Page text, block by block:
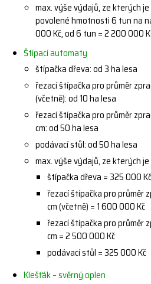
max. výše výdajů, ze kterých
povolené hmotnosti 6 tun na
000 Kč, od 6 tun = 2 200 000
Štípací automaty
štípačka dřeva: od 3 ha lesa
řezací štípačka pro průměr
(včetně): od 10 ha lesa
řezací štípačka pro průměr
cm: od 50 ha lesa
podávací stůl: od 50 ha lesa
max. výše výdajů, ze kterých
štípačka dřeva = 325 000 Kč
řezací štípačka pro průměr
cm (včetně) = 1 600 000 Kč
řezací štípačka pro průměr
cm = 2 500 000 Kč
podávací stůl = 325 000 Kč
Klešťák – svěrný oplen